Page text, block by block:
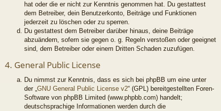
hat oder die er nicht zur Kenntnis genommen hat. Du gestattest
dem Betreiber, dein Benutzerkonto, Beiträge und Funktionen
jederzeit zu löschen oder zu sperren.
Du gestattest dem Betreiber darüber hinaus, deine Beiträge
abzuändern, sofern sie gegen o. g. Regeln verstoßen oder geeignet
sind, dem Betreiber oder einem Dritten Schaden zuzufügen.
4. General Public License
Du nimmst zur Kenntnis, dass es sich bei phpBB um eine unter
der „GNU General Public License v2“ (GPL) bereitgestellten Foren-
Software von phpBB Limited (www.phpbb.com) handelt;
deutschsprachige Informationen werden durch die